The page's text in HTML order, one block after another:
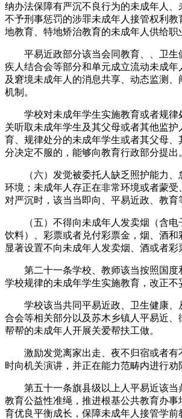
纳办法保障有严沉不良行为的未成年人、
不予刑事惩罚的涉罪未成年人接管权利教
地教育、特地矫治教育的未成年人供给职
平易近政部分该当会同教育、、卫生
疾人结合会等部分和单元成立流动未成年
及窘境未成年人的消息共享、动态监测、
机制。
学校对未成年学生实施教育或者规律
关听取未成年学生及其父母或者其他监护
育、规律处分的未成年学生或者其父母、
分决定不服的，能够向教育行政部分提出
（六）发觉被委托人缺乏照护能力、
环境；未成年人存正在非常环境或者蒙受
对严沉时，该当当即向、平易近政、教育
（五）不得向未成年人发卖烟（含电
饮料）、彩票或者兑付彩票金，烟、酒和
显著设置不向未成年人发卖烟、酒或者彩
第二十一条学校、教师该当按照国度
学校规律的未成年学生实施教育，改正不
学校该当共同平易近政、卫生健康、
合会等相关部分以及苏木乡镇人平易近、
帮帮的未成年人开展关爱帮扶工做。
激励发觉离家出走、夜不归宿或者有
时向机关演讲，并正在能力范畴内进行劝
第五十一条旗县级以上人平易近该当
教育公益性准绳，推进根基公共教育办事
育优良平衡成长，保障未成年人接管学前